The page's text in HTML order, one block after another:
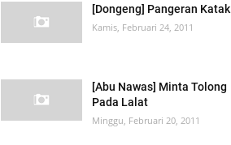
[Dongeng] Pangeran Katak
Kamis, Februari 24, 2011
[Abu Nawas] Minta Tolong
Pada Lalat
Minggu, Februari 20, 2011